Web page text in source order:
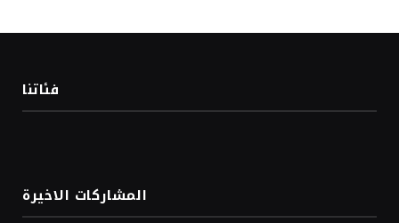
فئاتنا
المشاركات الاخيرة